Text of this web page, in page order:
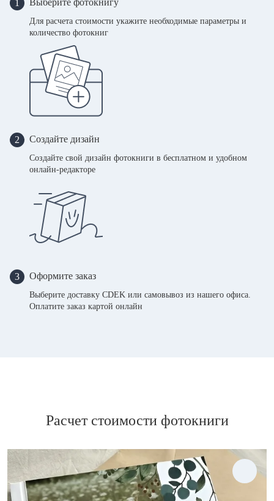
1 Выберите фотокнигу
Для расчета стоимости укажите необходимые параметры и
количество фотокниг
2 Создайте дизайн
Создайте свой дизайн фотокниги в бесплатном и удобном
онлайн-редакторе
3 Оформите заказ
Выберите доставку CDEK или самовывоз из нашего офиса.
Оплатите заказ картой онлайн
Расчет стоимости фотокниги